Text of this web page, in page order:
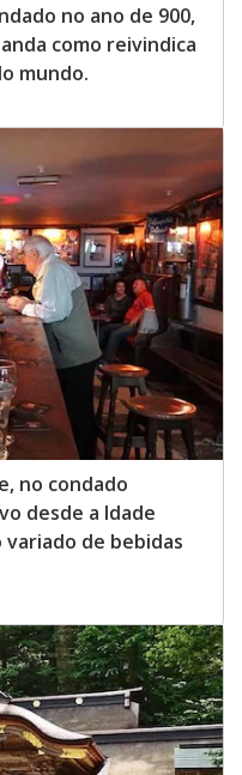
no ano de 900,
como reivindica
mundo.
no condado
desde a Idade
de bebidas